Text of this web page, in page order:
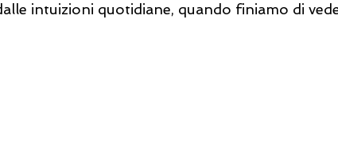
intuizioni quotidiane, quando finiamo di